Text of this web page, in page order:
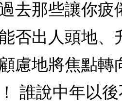
去那些讓你
否出人頭地
慮地將焦點
誰說中年以